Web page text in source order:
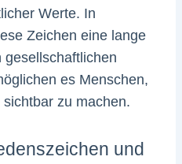
Werte. In
Zeichen eine lange
gesellschaftlichen
es Menschen,
zu machen.
und